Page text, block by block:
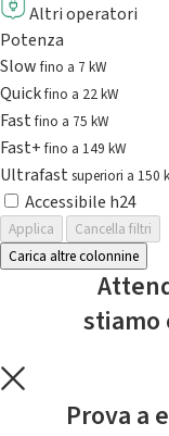
Altri operatori
Potenza
Slowfino a 7 kW
Quickfino a 22 kW
Fastfino a 75 kW
Fast+fino a 149 kW
Ultrafast superiori a 150
Accessibile h24
Applica
Cancella filtri
Carica altre colonnine
Prova a